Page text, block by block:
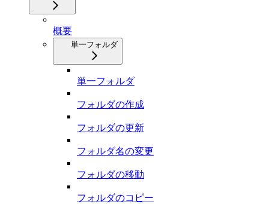
概要
単一フォルダ
単一フォルダ
フォルダの作成
フォルダの更新
フォルダ名の変更
フォルダの移動
フォルダのコピー